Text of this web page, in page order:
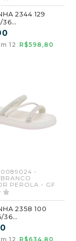
2344 129
36
BRANCO/CR
(GF)
12 R$598,80
-
PEROLA - GF
2358 100
36
PEROLA (GF)
12 R$634,80